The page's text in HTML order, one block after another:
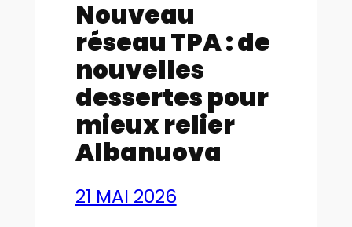
Nouveau
réseau TPA : de
nouvelles
dessertes pour
mieux relier
Albanuova
21 MAI 2026